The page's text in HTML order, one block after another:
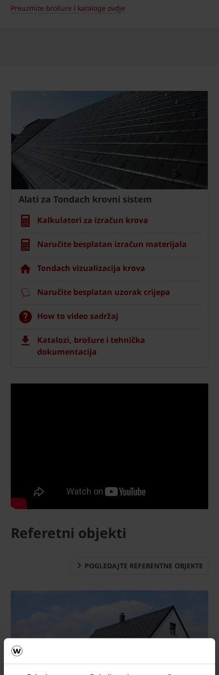
Preuzmite brošure i kataloge ovdje
Alati za Tondach krovni sistem
Kalkulatori za izračun krova
Naručite besplatan izračun materijala
Tondach vizualizacija krova
Naručite besplatan uzorak crijepa
How to video sadržaj
Katalozi, brošure i tehnička
dokumentacija
Referetni objekti
POGLEDAJTE REFERENTNE OBJEKTE